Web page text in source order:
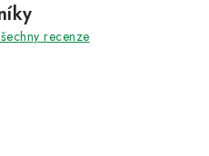
recenze